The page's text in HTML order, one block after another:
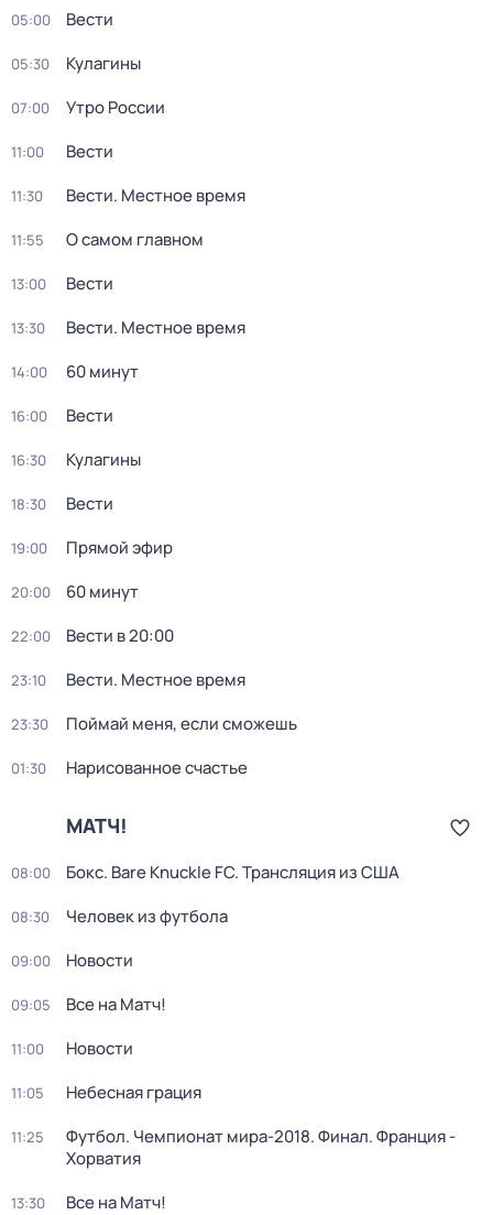
05:00 Вести
05:30 Кулагины
07:00 Утро России
11:00 Вести
11:30 Вести. Местное время
11:55 О самом главном
13:00 Вести
13:30 Вести. Местное время
14:00 60 минут
16:00 Вести
16:30 Кулагины
18:30 Вести
19:00 Прямой эфир
20:00 60 минут
22:00 Вести в 20:00
23:10 Вести. Местное время
23:30 Поймай меня, если сможешь
01:30 Нарисованное счастье
МАТЧ!
08:00 Бокс. Bare Knuckle FC. Трансляция из США
08:30 Человек из футбола
09:00 Новости
09:05 Все на Матч!
11:00 Новости
11:05 Небесная грация
11:25
Футбол. Чемпионат мира-2018. Финал. Франция -
Хорватия
13:30 Все на Матч!